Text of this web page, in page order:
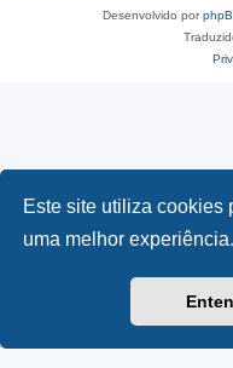
Este site utiliza cookies
uma melhor experiência.
Desenvolvido por